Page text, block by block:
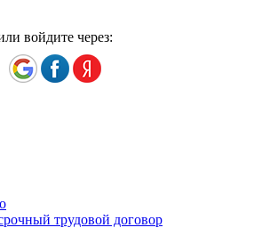
войдите через:
трудовой договор